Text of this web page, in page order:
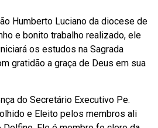
Humberto Luciano da diocese de
e bonito trabalho realizado, ele
os estudos na Sagrada
gratidão a graça de Deus em sua
do Secretário Executivo Pe.
e Eleito pelos membros ali